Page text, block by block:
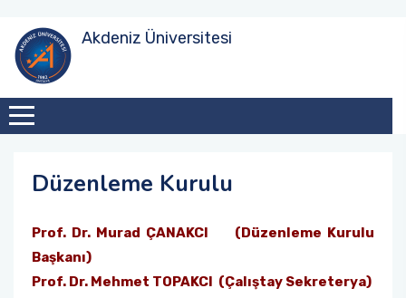
Akdeniz Üniversitesi
Düzenleme Kurulu
Prof. Dr. Murad ÇANAKCI (Düzenleme Kurulu
Başkanı)
Prof. Dr. Mehmet TOPAKCI (Çalıştay Sekreterya)